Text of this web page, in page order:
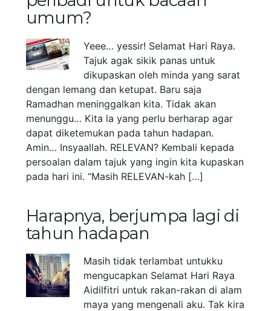
umum?
Yeee… yessir! Selamat Hari Raya.
Tajuk agak sikik panas untuk
dikupaskan oleh minda yang sarat
dengan lemang dan ketupat. Baru saja
Ramadhan meninggalkan kita. Tidak akan
menunggu… Kita la yang perlu berharap agar
dapat diketemukan pada tahun hadapan.
Amin… Insyaallah. RELEVAN? Kembali kepada
persoalan dalam tajuk yang ingin kita kupaskan
pada hari ini. “Masih RELEVAN-kah […]
Harapnya, berjumpa lagi di
tahun hadapan
Masih tidak terlambat untukku
mengucapkan Selamat Hari Raya
Aidilfitri untuk rakan-rakan di alam
maya yang mengenali aku. Tak kira